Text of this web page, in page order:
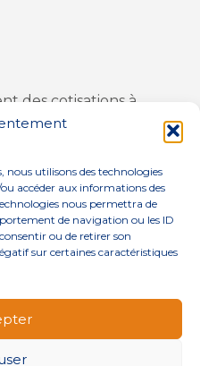
nous utilisons des technologies
accéder aux informations des
nous permettra de
de navigation ou les ID
ou de retirer son
sur certaines caractéristiques
des cotisations à
annulation de la
dans les ERP
dernières évolutions
?
CONTACT